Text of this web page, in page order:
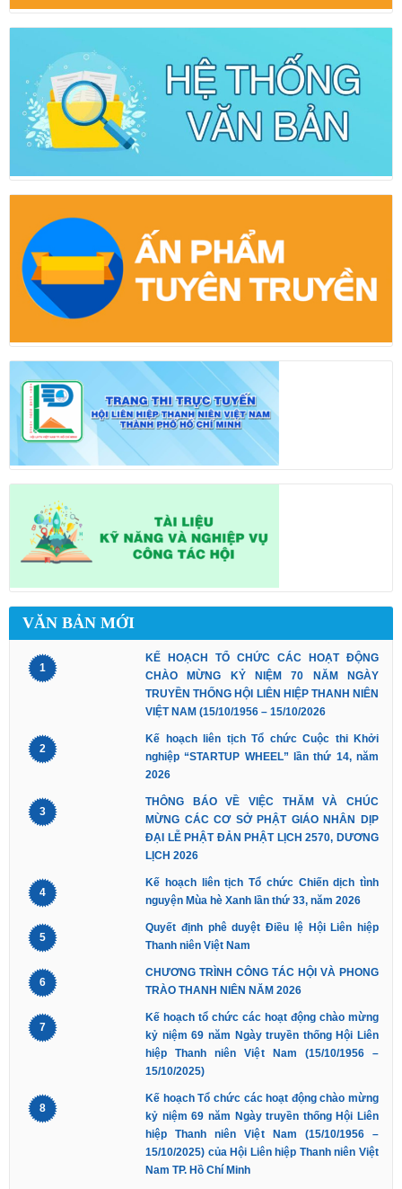
VĂN BẢN MỚI
1
KẾ HOẠCH TỔ CHỨC CÁC HOẠT ĐỘNG
CHÀO MỪNG KỶ NIỆM 70 NĂM NGÀY
TRUYỀN THỐNG HỘI LIÊN HIỆP THANH NIÊN
VIỆT NAM (15/10/1956 – 15/10/2026
2
Kế hoạch liên tịch Tổ chức Cuộc thi Khởi
nghiệp “STARTUP WHEEL” lần thứ 14, năm
2026
3
THÔNG BÁO VỀ VIỆC THĂM VÀ CHÚC
MỪNG CÁC CƠ SỞ PHẬT GIÁO NHÂN DỊP
ĐẠI LỄ PHẬT ĐẢN PHẬT LỊCH 2570, DƯƠNG
LỊCH 2026
4
Kế hoạch liên tịch Tổ chức Chiến dịch tình
nguyện Mùa hè Xanh lần thứ 33, năm 2026
5
Quyết định phê duyệt Điều lệ Hội Liên hiệp
Thanh niên Việt Nam
6
CHƯƠNG TRÌNH CÔNG TÁC HỘI VÀ PHONG
TRÀO THANH NIÊN NĂM 2026
7
Kế hoạch tổ chức các hoạt động chào mừng
kỷ niệm 69 năm Ngày truyền thống Hội Liên
hiệp Thanh niên Việt Nam (15/10/1956 –
15/10/2025)
8
Kế hoạch Tổ chức các hoạt động chào mừng
kỷ niệm 69 năm Ngày truyền thống Hội Liên
hiệp Thanh niên Việt Nam (15/10/1956 –
15/10/2025) của Hội Liên hiệp Thanh niên Việt
Nam TP. Hồ Chí Minh